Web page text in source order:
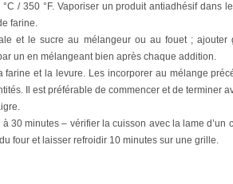
/ 350 °F. Vaporiser un produit antiadhésif dans
farine.
et le sucre au mélangeur ou au fouet ; ajouter
un en mélangeant bien après chaque addition.
farine et la levure. Les incorporer au mélange
Il est préférable de commencer et de terminer
30 minutes – vérifier la cuisson avec la lame d’un
four et laisser refroidir 10 minutes sur une grille.